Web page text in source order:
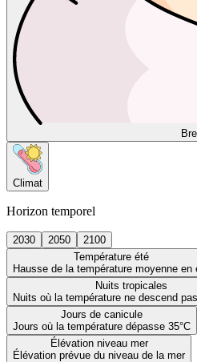
Climat
Horizon temporel
2030 2050
2100
Température été
Hausse de la température moyenne en
Nuits tropicales
Nuits où la température ne descend
Jours de canicule
Jours où la température dépasse 35°C
Élévation niveau mer
Élévation prévue du niveau de la mer